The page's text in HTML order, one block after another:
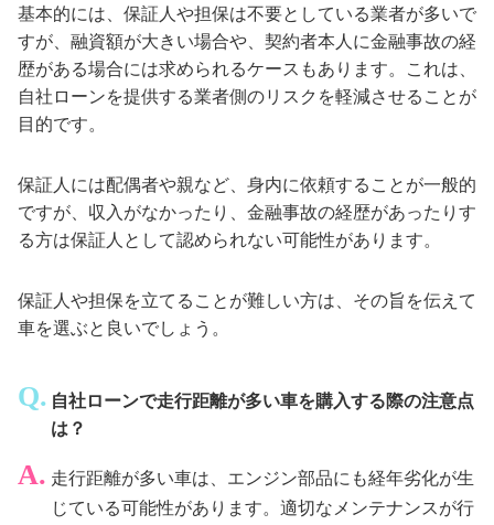
基本的には、保証人や担保は不要としている業者が多いで
すが、融資額が大きい場合や、契約者本人に金融事故の経
歴がある場合には求められるケースもあります。これは、
自社ローンを提供する業者側のリスクを軽減させることが
目的です。
保証人には配偶者や親など、身内に依頼することが一般的
ですが、収入がなかったり、金融事故の経歴があったりす
る方は保証人として認められない可能性があります。
保証人や担保を立てることが難しい方は、その旨を伝えて
車を選ぶと良いでしょう。
自社ローンで走行距離が多い車を購入する際の注意点
は？
走行距離が多い車は、エンジン部品にも経年劣化が生
じている可能性があります。適切なメンテナンスが行